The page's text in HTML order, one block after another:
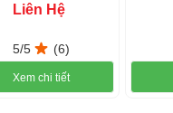
máy khuấy sơn 700 lít
Liên Hệ
5/5 (6)
Xem chi tiết